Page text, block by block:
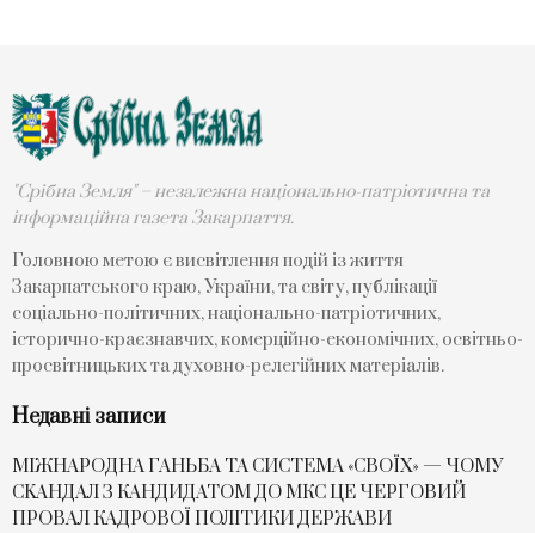
"Срібна Земля" – незалежна національно-патріотична та
інформаційна газета Закарпаття.
Головною метою є висвітлення подій із життя
Закарпатського краю, України, та світу, публікації
соціально-політичних, національно-патріотичних,
історично-краєзнавчих, комерційно-економічних, освітньо-
просвітницьких та духовно-релегійних матеріалів.
Недавні записи
МІЖНАРОДНА ГАНЬБА ТА СИСТЕМА «СВОЇХ» — ЧОМУ
СKАНДАЛ З КАНДИДАТОМ ДО МКС ЦЕ ЧЕРГОВИЙ
ПРОВАЛ КАДРОВОЇ ПОЛІТИКИ ДЕРЖАВИ